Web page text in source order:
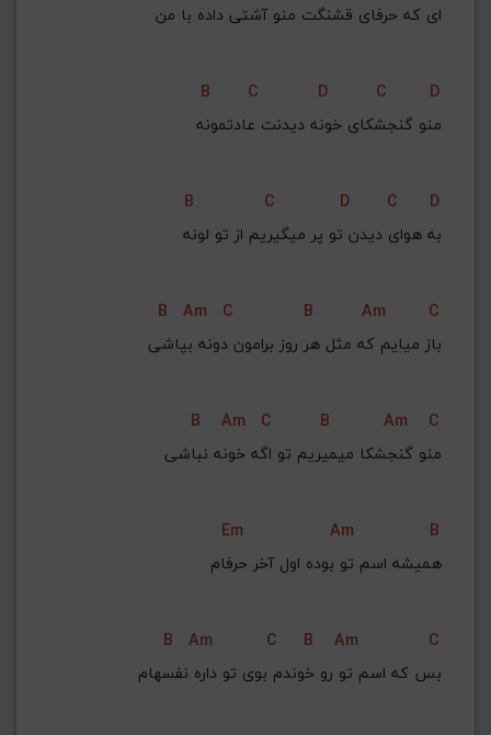
ای که حرفای قشنگت منو آشتی داده با من
B C D C
D
منو گنجشکای خونه دیدنت عادتمونه
B C D C
D
به هوای دیدن تو پر میگیریم از تو لونه
B Am C B Am
C
باز میایم که مثل هر روز برامون دونه بپاشی
B Am C B Am
C
منو گنجشکا میمیریم تو اگه خونه نباشی
Em Am
B
همیشه اسم تو بوده اول آخر حرفام
B Am C B Am
C
بس که اسم تو رو خوندم بوی تو داره نفسهام